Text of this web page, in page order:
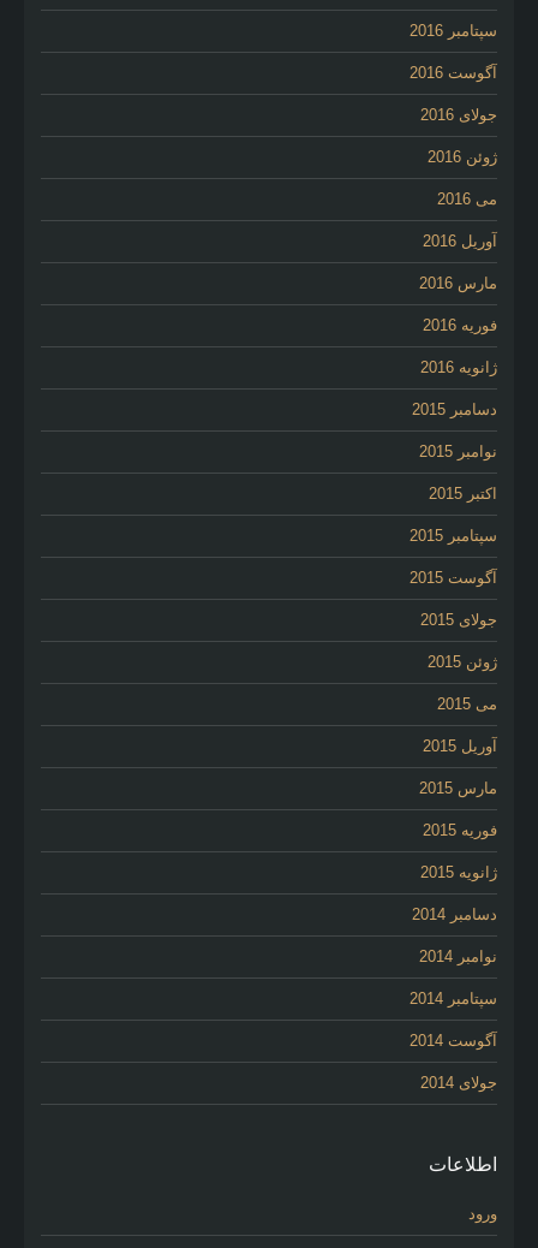
سپتامبر 2016
آگوست 2016
جولای 2016
ژوئن 2016
می 2016
آوریل 2016
مارس 2016
فوریه 2016
ژانویه 2016
دسامبر 2015
نوامبر 2015
اکتبر 2015
سپتامبر 2015
آگوست 2015
جولای 2015
ژوئن 2015
می 2015
آوریل 2015
مارس 2015
فوریه 2015
ژانویه 2015
دسامبر 2014
نوامبر 2014
سپتامبر 2014
آگوست 2014
جولای 2014
اطلاعات
ورود